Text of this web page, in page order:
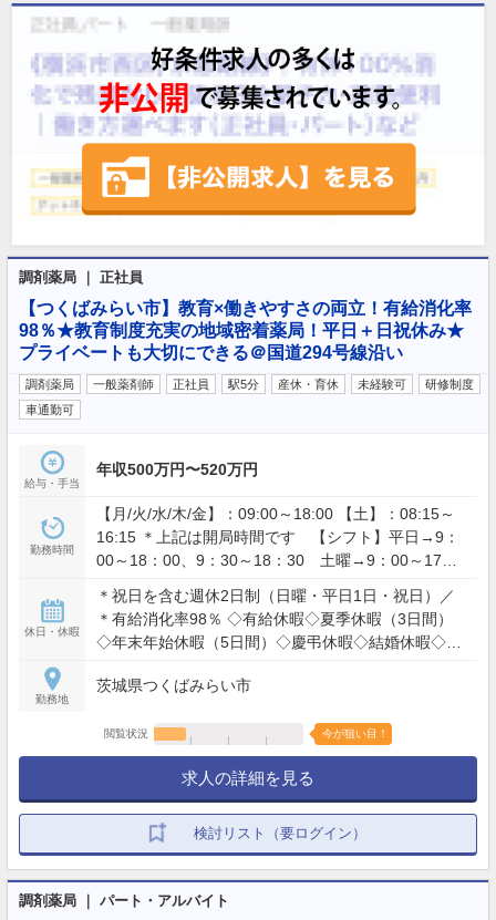
調剤薬局 ｜ 正社員
【つくばみらい市】教育×働きやすさの両立！有給消化率
98％★教育制度充実の地域密着薬局！平日＋日祝休み★
プライベートも大切にできる＠国道294号線沿い
調剤薬局 一般薬剤師 正社員 駅5分 産休・育休 未経験可
研修制度
車通勤可
給与・手当
年収500万円〜520万円
勤務時間
【月/火/水/木/金】：09:00～18:00 【土】：08:15～
16:15 ＊上記は開局時間です 【シフト】平日→9：
00～18：00、9：30～18：30 土曜→9：00～17：
休日・休暇
＊祝日を含む週休2日制（日曜・平日1日・祝日）／
＊有給消化率98％ ◇有給休暇◇夏季休暇（3日間）
◇年末年始休暇（5日間）◇慶弔休暇◇結婚休暇◇産
勤務地
茨城県つくばみらい市
閲覧状況 今が狙い目！
求人の詳細を見る
検討リスト（要ログイン）
調剤薬局 ｜ パート・アルバイト